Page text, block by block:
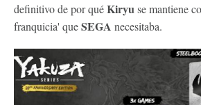
definitivo de por quéKiryuse mantiene
franquicia' queSEGA necesitaba.